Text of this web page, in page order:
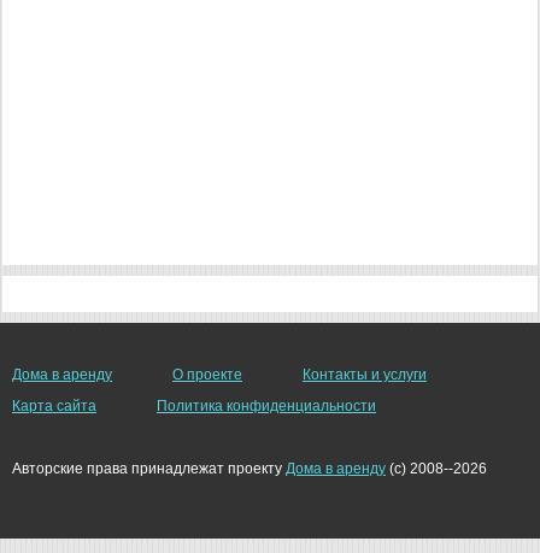
Дома в аренду О проекте
Контакты и услуги
Карта сайта
Политика конфиденциальности
Авторские права принадлежат проекту Дома в аренду (c) 2008--2026